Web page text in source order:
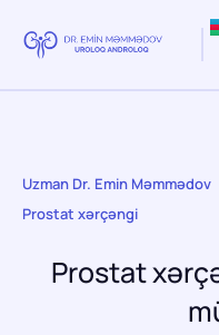
Uzman Dr. Emin Məmmədov
Prostat xərçəngi
Prostat